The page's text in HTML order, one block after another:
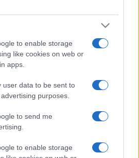
to enable storage
like cookies on web or
apps.
user data to be sent to
purposes.
to send me
to enable storage
gestiscono le infiltrazioni da
solare